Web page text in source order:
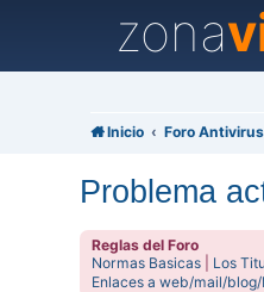
zona
Inicio Foro Antivirus
Problema
Reglas del Foro
Normas Basicas
Los
Enlaces a web/mail/